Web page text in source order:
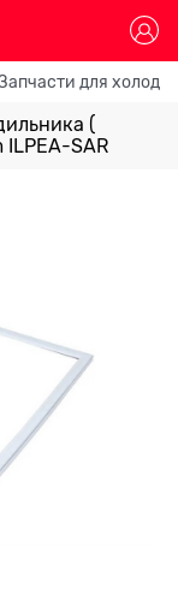
для
(
SAR